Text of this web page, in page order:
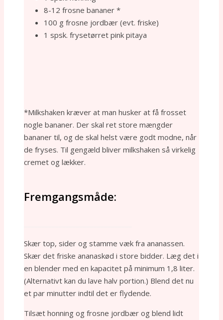
8-12 frosne bananer *
100 g frosne jordbær (evt. friske)
1 spsk. frysetørret pink pitaya
*Milkshaken kræver at man husker at få frosset
nogle bananer. Der skal ret store mængder
bananer til, og de skal helst være godt modne, når
de fryses. Til gengæld bliver milkshaken så virkelig
cremet og lækker.
Fremgangsmåde:
Skær top, sider og stamme væk fra ananassen.
Skær det friske ananaskød i store bidder. Læg det i
en blender med en kapacitet på minimum 1,8 liter.
(Alternativt kan du lave halv portion.) Blend det nu
et par minutter indtil det er flydende.
Tilsæt honning og frosne jordbær og blend lidt